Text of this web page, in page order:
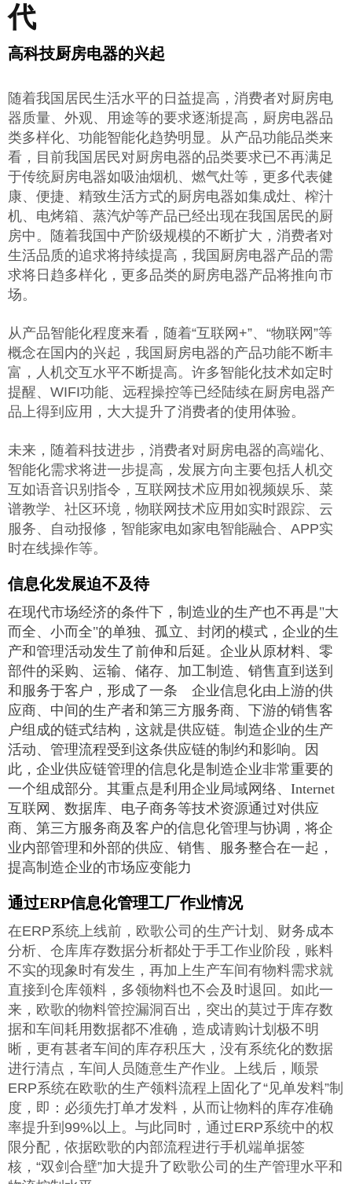
代
高科技厨房电器的兴起
随着我国居民生活水平的日益提高，消费者对厨房电
器质量、外观、用途等的要求逐渐提高，厨房电器品
类多样化、功能智能化趋势明显。从产品功能品类来
看，目前我国居民对厨房电器的品类要求已不再满足
于传统厨房电器如吸油烟机、燃气灶等，更多代表健
康、便捷、精致生活方式的厨房电器如集成灶、榨汁
机、电烤箱、蒸汽炉等产品已经出现在我国居民的厨
房中。随着我国中产阶级规模的不断扩大，消费者对
生活品质的追求将持续提高，我国厨房电器产品的需
求将日趋多样化，更多品类的厨房电器产品将推向市
场。
从产品智能化程度来看，随着“互联网+”、“物联网”等
概念在国内的兴起，我国厨房电器的产品功能不断丰
富，人机交互水平不断提高。许多智能化技术如定时
提醒、WIFI功能、远程操控等已经陆续在厨房电器产
品上得到应用，大大提升了消费者的使用体验。
未来，随着科技进步，消费者对厨房电器的高端化、
智能化需求将进一步提高，发展方向主要包括人机交
互如语音识别指令，互联网技术应用如视频娱乐、菜
谱教学、社区环境，物联网技术应用如实时跟踪、云
服务、自动报修，智能家电如家电智能融合、APP实
时在线操作等。
信息化发展迫不及待
在现代市场经济的条件下，制造业的生产也不再是"大
而全、小而全"的单独、孤立、封闭的模式，企业的生
产和管理活动发生了前伸和后延。企业从原材料、零
部件的采购、运输、储存、加工制造、销售直到送到
和服务于客户，形成了一条 企业信息化由上游的供
应商、中间的生产者和第三方服务商、下游的销售客
户组成的链式结构，这就是供应链。制造企业的生产
活动、管理流程受到这条供应链的制约和影响。因
此，企业供应链管理的信息化是制造企业非常重要的
一个组成部分。其重点是利用企业局域网络、Internet
互联网、数据库、电子商务等技术资源通过对供应
商、第三方服务商及客户的信息化管理与协调，将企
业内部管理和外部的供应、销售、服务整合在一起，
提高制造企业的市场应变能力
通过ERP信息化管理工厂作业情况
在ERP系统上线前，欧歌公司的生产计划、财务成本
分析、仓库库存数据分析都处于手工作业阶段，账料
不实的现象时有发生，再加上生产车间有物料需求就
直接到仓库领料，多领物料也不会及时退回。如此一
来，欧歌的物料管控漏洞百出，突出的莫过于库存数
据和车间耗用数据都不准确，造成请购计划极不明
晰，更有甚者车间的库存积压大，没有系统化的数据
进行清点，车间人员随意生产作业。上线后，顺景
ERP系统在欧歌的生产领料流程上固化了“见单发料”制
度，即：必须先打单才发料，从而让物料的库存准确
率提升到99%以上。与此同时，通过ERP系统中的权
限分配，依据欧歌的内部流程进行手机端单据签
核，“双剑合壁”加大提升了欧歌公司的生产管理水平和